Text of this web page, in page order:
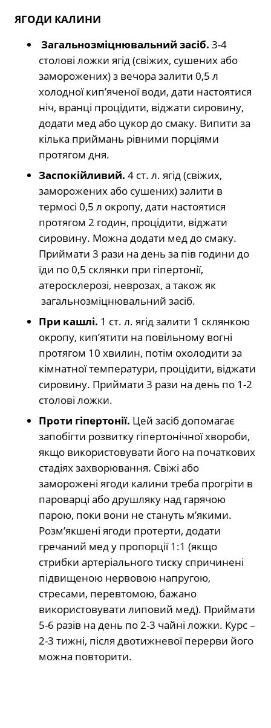
ЯГОДИ КАЛИНИ
Загальнозміцнювальний засіб. 3-4
столові ложки ягід (свіжих, сушених або
заморожених) з вечора залити 0,5 л
холодної кип’яченої води, дати настоятися
ніч, вранці процідити, віджати сировину,
додати мед або цукор до смаку. Випити за
кілька приймань рівними порціями
протягом дня.
Заспокійливий. 4 ст. л. ягід (свіжих,
заморожених або сушених) залити в
термосі 0,5 л окропу, дати настоятися
протягом 2 годин, процідити, віджати
сировину. Можна додати мед до смаку.
Приймати 3 рази на день за пів години до
їди по 0,5 склянки при гіпертонії,
атеросклерозі, неврозах, а також як
загальнозміцнювальний засіб.
При кашлі. 1 ст. л. ягід залити 1 склянкою
окропу, кип’ятити на повільному вогні
протягом 10 хвилин, потім охолодити за
кімнатної температури, процідити, віджати
сировину. Приймати 3 рази на день по 1-2
столові ложки.
Проти гіпертонії. Цей засіб допомагає
запобігти розвитку гіпертонічної хвороби,
якщо використовувати його на початкових
стадіях захворювання. Свіжі або
заморожені ягоди калини треба прогріти в
пароварці або друшляку над гарячою
парою, поки вони не стануть м’якими.
Розм’якшені ягоди протерти, додати
гречаний мед у пропорції 1:1 (якщо
стрибки артеріального тиску спричинені
підвищеною нервовою напругою,
стресами, перевтомою, бажано
використовувати липовий мед). Приймати
5-6 разів на день по 2-3 чайні ложки. Курс –
2-3 тижні, після двотижневої перерви його
можна повторити.